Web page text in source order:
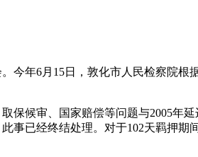
今年6月15日，敦化市人民检察院
保候审、国家赔偿等问题与2005年
事已经终结处理。对于102天羁押